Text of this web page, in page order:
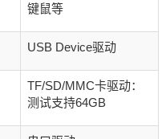
键鼠等
USB Device驱动
TF/SD/MMC卡驱动：
测试支持64GB